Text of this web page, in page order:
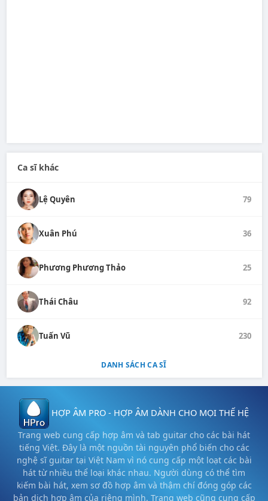
Ca sĩ khác
Lệ Quyên 79
Xuân Phú 36
Phương Phương Thảo 25
Thái Châu 92
Tuấn Vũ 230
DANH SÁCH CA SĨ
HỢP ÂM PRO - HỢP ÂM DÀNH CHO MỌI THẾ HỆ
Trang web cung cấp hợp âm và tab guitar cho các bài hát
tiếng Việt. Đây là một nguồn tài nguyên phổ biến cho các
nghệ sĩ guitar tại Việt Nam vì nó cung cấp một loạt các bài
hát từ nhiều thể loại khác nhau. Người dùng có thể tìm
kiếm bài hát, xem sơ đồ hợp âm và thậm chí đóng góp các
bản dịch hợp âm của riêng mình. Trang web cũng cung cấp